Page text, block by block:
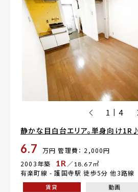
1 | 4
静かな目白台エリア。単身向け1R♪
6.7 万円 管理費： 2,000円
2003年築
1R ／18.67㎡
有楽町線 -護国寺駅 徒歩5分 他3路線
賃貸 動画